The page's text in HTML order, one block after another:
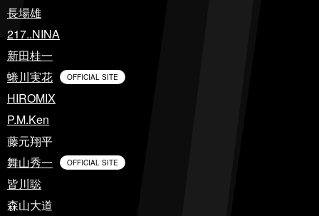
長場雄
217..NINA
新田桂一
蜷川実花
OFFICIAL SITE
HIROMIX
P.M.Ken
藤元翔平
舞山秀一
OFFICIAL SITE
皆川聡
森山大道